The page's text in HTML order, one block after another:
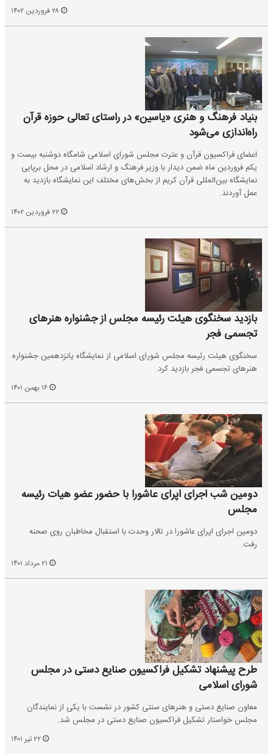
بنیاد فرهنگ و هنری «یاسین» در راستای تعالی حوزه قرآن
راه‌اندازی می‌شود
اعضای فراکسیون قرآن و عترت مجلس شورای اسلامی شامگاه دوشنبه بیست و
یکم فروردین ماه ضمن دیدار با وزیر فرهنگ و ارشاد اسلامی در محل برپایی
نمایشگاه بین‌المللی قرآن کریم از بخش‌های مختلف این نمایشگاه بازدید به
عمل آوردند.
بازدید سخنگوی هیئت رئیسه مجلس از جشنواره هنر‌های
تجسمی فجر
سخنگوی هیئت رئیسه مجلس شورای اسلامی از نمایشگاه پانزدهمین جشنواره
هنر‌های تجسمی فجر بازدید کرد.
دومین شب اجرای اپرای عاشورا با حضور عضو هیات رئیسه
مجلس
دومین اجرای اپرای عاشورا در تالار وحدت با استقبال مخاطبان روی صحنه
رفت.
طرح پیشنهاد تشکیل فراکسیون صنایع‌ دستی در مجلس
شورای اسلامی
معاون صنایع‌ دستی و هنرهای سنتی کشور در نشست با یکی از نمایندگان
مجلس خواستار تشکیل فراکسیون صنایع‌ دستی در مجلس شد.